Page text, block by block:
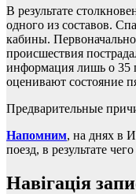
В результате
одного из составов.
кабины.
происшествия
информация лишь о 35
оценивают состояние
Предварительные
Напомним, на днях в
поезд, в результате
Навігація